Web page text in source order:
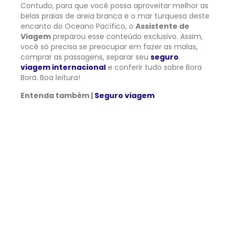
Contudo, para que você possa aproveitar melhor as
belas praias de areia branca e o mar turquesa deste
encanto do Oceano Pacífico, o Assistente de
Viagem preparou esse conteúdo exclusivo. Assim,
você só precisa se preocupar em fazer as malas,
comprar as passagens, separar seu seguro
viagem internacional e conferir tudo sobre Bora
Bora. Boa leitura!
Entenda também | Seguro viagem